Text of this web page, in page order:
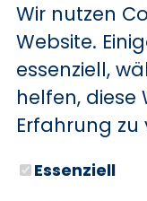
WLAN / Wifi
Android Auto
Wir nutzen
Website.
essenziell,
helfen, diese
Erfahrung zu
Essenziell